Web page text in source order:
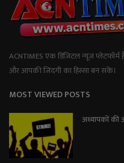
ACNTIMES एक डिजिटल न्यूज प्लेटफॉर्म
और आपकी जिंदगी का हिस्सा बन सकें।
MOST VIEWED POSTS
अध्यापकों की